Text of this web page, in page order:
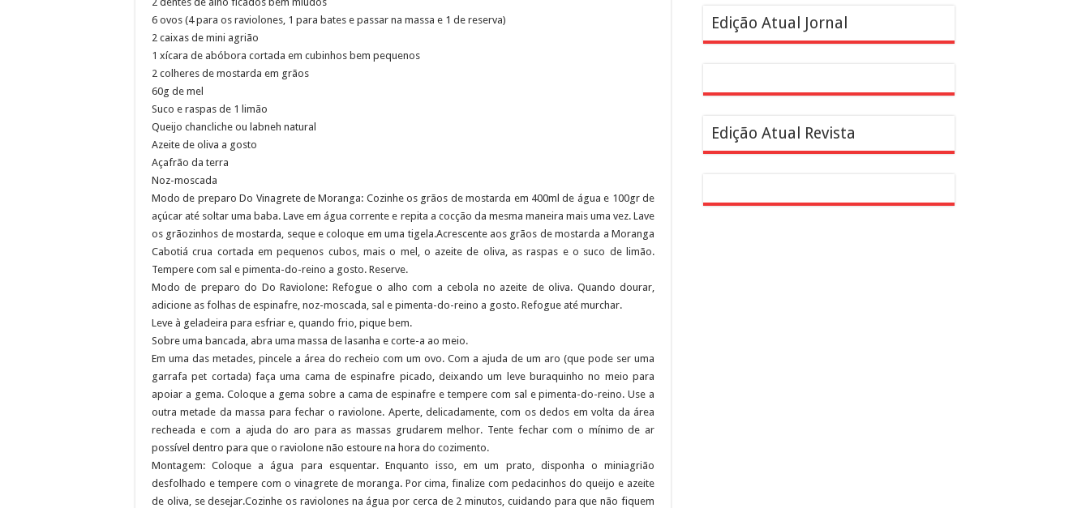
Representantes de bairros apresentam demandas de zeladoria na Casa Civil
6 ovos (4 para os raviolones, 1 para bates e passar na massa e 1 de reserva)
2 caixas de mini agrião
1 xícara de abóbora cortada em cubinhos bem pequenos
2 colheres de mostarda em grãos
60g de mel
Suco e raspas de 1 limão
Queijo chancliche ou labneh natural
Azeite de oliva a gosto
Açafrão da terra
Noz-moscada
Modo de preparo Do Vinagrete de Moranga: Cozinhe os grãos de mostarda em 400ml de água e 100gr de
açúcar até soltar uma baba. Lave em água corrente e repita a cocção da mesma maneira mais uma vez. Lave
os grãozinhos de mostarda, seque e coloque em uma tigela.Acrescente aos grãos de mostarda a Moranga
Cabotiá crua cortada em pequenos cubos, mais o mel, o azeite de oliva, as raspas e o suco de limão.
Tempere com sal e pimenta-do-reino a gosto. Reserve.
Modo de preparo do Do Raviolone: Refogue o alho com a cebola no azeite de oliva. Quando dourar,
adicione as folhas de espinafre, noz-moscada, sal e pimenta-do-reino a gosto. Refogue até murchar.
Leve à geladeira para esfriar e, quando frio, pique bem.
Sobre uma bancada, abra uma massa de lasanha e corte-a ao meio.
Em uma das metades, pincele a área do recheio com um ovo. Com a ajuda de um aro (que pode ser uma
garrafa pet cortada) faça uma cama de espinafre picado, deixando um leve buraquinho no meio para
apoiar a gema. Coloque a gema sobre a cama de espinafre e tempere com sal e pimenta-do-reino. Use a
outra metade da massa para fechar o raviolone. Aperte, delicadamente, com os dedos em volta da área
recheada e com a ajuda do aro para as massas grudarem melhor. Tente fechar com o mínimo de ar
possível dentro para que o raviolone não estoure na hora do cozimento.
Montagem: Coloque a água para esquentar. Enquanto isso, em um prato, disponha o miniagrião
desfolhado e tempere com o vinagrete de moranga. Por cima, finalize com pedacinhos do queijo e azeite
de oliva, se desejar.Cozinhe os raviolones na água por cerca de 2 minutos, cuidando para que não fiquem
Edição Atual Jornal
Edição Atual Revista